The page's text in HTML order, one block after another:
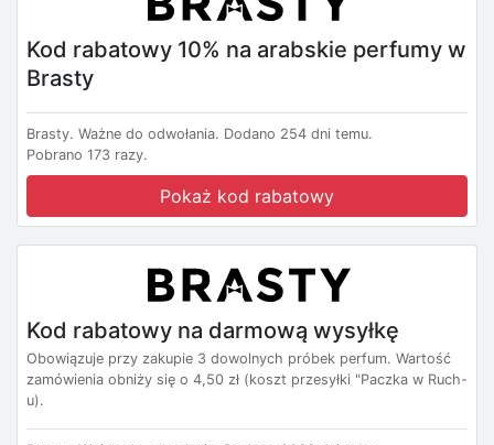
Kod rabatowy 10% na arabskie perfumy w
Brasty
Brasty. Ważne do odwołania. Dodano 254 dni temu.
Pobrano 173 razy.
Pokaż kod rabatowy
Kod rabatowy na darmową wysyłkę
Obowiązuje przy zakupie 3 dowolnych próbek perfum. Wartość
zamówienia obniży się o 4,50 zł (koszt przesyłki "Paczka w Ruch-
u).